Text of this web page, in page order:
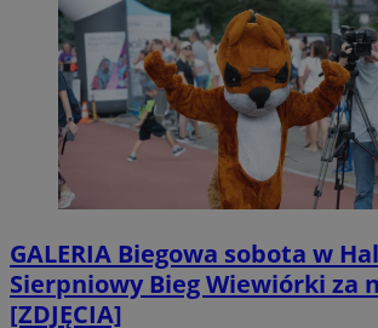
GALERIA Biegowa sobota w
Sierpniowy Bieg Wiewiórki za
[ZDJĘCIA]